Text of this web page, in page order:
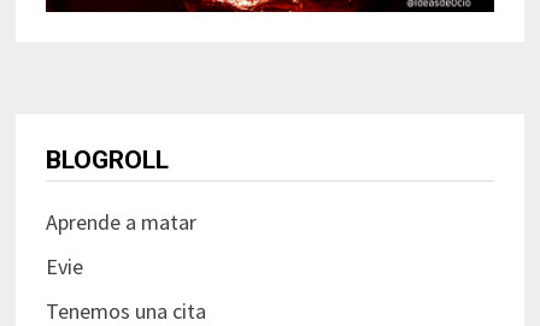
BLOGROLL
Aprende a matar
Evie
Tenemos una cita